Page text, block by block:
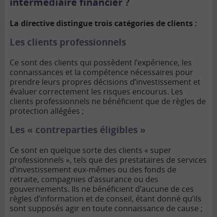
La directive distingue trois catégories de clients :
Les clients professionnels
Ce sont des clients qui possèdent l’expérience, les
connaissances et la compétence nécessaires pour
prendre leurs propres décisions d’investissement et
évaluer correctement les risques encourus. Les
clients professionnels ne bénéficient que de règles de
protection allégées ;
Les « contreparties éligibles »
Ce sont en quelque sorte des clients « super
professionnels », tels que des prestataires de services
d’investissement eux-mêmes ou des fonds de
retraite, compagnies d’assurance ou des
gouvernements. Ils ne bénéficient d’aucune de ces
règles d’information et de conseil, étant donné qu’ils
sont supposés agir en toute connaissance de cause ;